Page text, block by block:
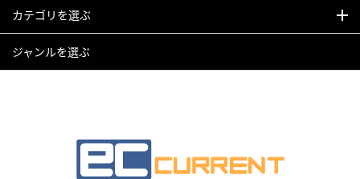
カテゴリを選ぶ
ジャンルを選ぶ